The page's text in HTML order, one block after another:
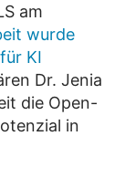
am
wurde
KI
Dr. Jenia
die Open-
in